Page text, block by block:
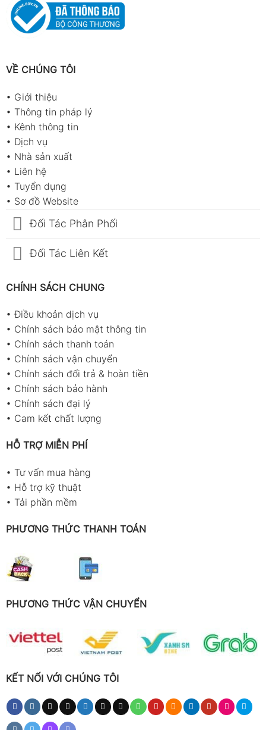
VỀ CHÚNG TÔI
• Giới thiệu
• Thông tin pháp lý
• Kênh thông tin
• Dịch vụ
• Nhà sản xuất
• Liên hệ
• Tuyển dụng
• Sơ đồ Website
Đối Tác Phân Phối
Đối Tác Liên Kết
CHÍNH SÁCH CHUNG
•Điều khoản dịch vụ
• Chính sách bảo mật thông tin
• Chính sách thanh toán
• Chính sách vận chuyển
• Chính sách đổi trả & hoàn tiền
• Chính sách bảo hành
• Chính sách đại lý
• Cam kết chất lượng
HỖ TRỢ MIỄN PHÍ
• Tư vấn mua hàng
• Hỗ trợ kỹ thuật
• Tải phần mềm
PHƯƠNG THỨC THANH TOÁN
PHƯƠNG THỨC VẬN CHUYỂN
KẾT NỐI VỚI CHÚNG TÔI